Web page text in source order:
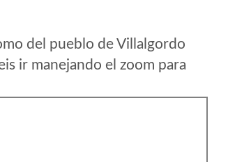
del pueblo de Villalgordo
ir manejando el zoom para